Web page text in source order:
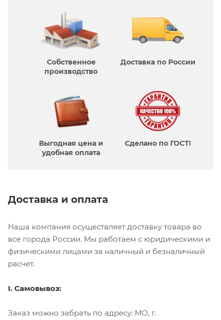
Собственное
производcтво
Доставка по России
Выгодная цена и
удобная оплата
Сделано по ГОСТ!
Доставка и оплата
Наша компания осуществляет доставку товара во
все города России. Мы работаем с юридическими и
физическими лицами за наличный и безналичный
расчет.
I. Самовывоз:
Заказ можно забрать по адресу: МО, г.